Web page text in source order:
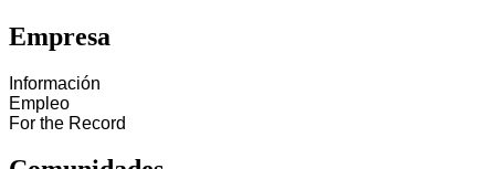
Empresa
Información
Empleo
For the Record